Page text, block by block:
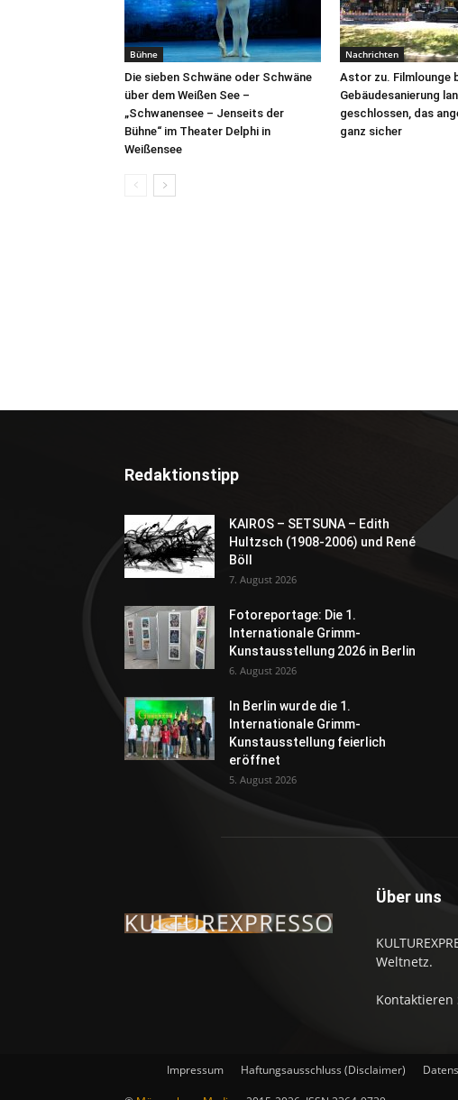
Bühne
Die sieben Schwäne oder Schwäne
über dem Weißen See –
„Schwanensee – Jenseits der
Bühne“ im Theater Delphi in
Weißensee
Nachrichten
Astor zu. Filmlounge
Gebäudesanierung
geschlossen, das
ganz sicher
Redaktionstipp
KAIROS – SETSUNA – Edith
Hultzsch (1908-2006) und René
Böll
7. August 2026
Fotoreportage: Die 1.
Internationale Grimm-
Kunstausstellung 2026 in Berlin
6. August 2026
In Berlin wurde die 1.
Internationale Grimm-
Kunstausstellung feierlich
eröffnet
5. August 2026
Über uns
Weltnetz.
Kontaktieren
Impressum Haftungsausschluss (Disclaimer)